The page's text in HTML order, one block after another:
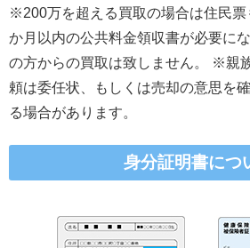
※200万を超える買取の場合は住民
か月以内の公共料金領収書が必要に
の方からの買取は致しません。 ※親
頼は委任状、もしくは売却の意思を
る場合があります。
身分証明書につ